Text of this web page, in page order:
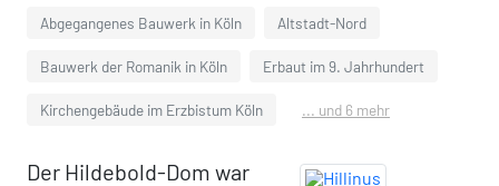
Abgegangenes Bauwerk in Köln Altstadt-Nord
Bauwerk der Romanik in Köln Erbaut im 9. Jahrhundert
Kirchengebäude im Erzbistum Köln ... und 6 mehr
Der Hildebold-Dom war